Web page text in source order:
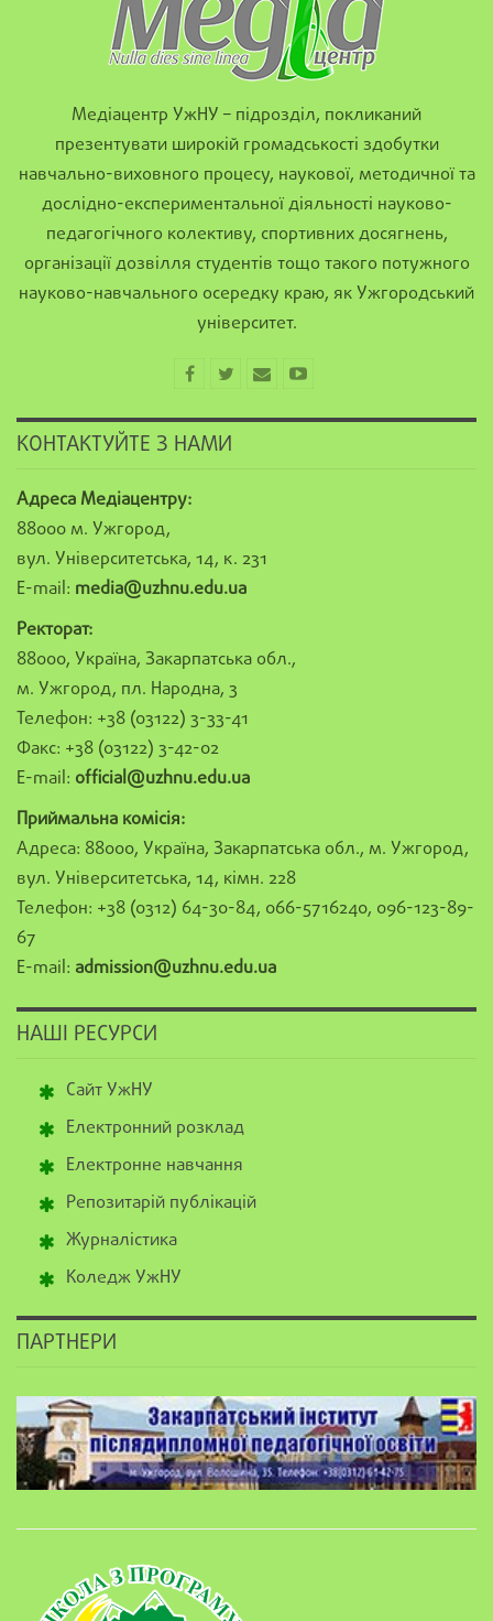
Медіацентр УжНУ – підрозділ, покликаний
презентувати широкій громадськості здобутки
навчально-виховного процесу, наукової, методичної та
дослідно-експериментальної діяльності науково-
педагогічного колективу, спортивних досягнень,
організації дозвілля студентів тощо такого потужного
науково-навчального осередку краю, як Ужгородський
університет.
КОНТАКТУЙТЕ З НАМИ
Адреса Медіацентру:
88000 м. Ужгород,
вул. Університетська, 14, к. 231
E-mail: media@uzhnu.edu.ua
Ректорат:
88000, Україна, Закарпатська обл.,
м. Ужгород, пл. Народна, 3
Телефон: +38 (03122) 3-33-41
Факс: +38 (03122) 3-42-02
E-mail: official@uzhnu.edu.ua
Приймальна комісія:
Адреса: 88000, Україна, Закарпатська обл., м. Ужгород,
вул. Університетська, 14, кімн. 228
Телефон: +38 (0312) 64-30-84, 066-5716240, 096-123-89-
67
E-mail: admission@uzhnu.edu.ua
НАШІ РЕСУРСИ
Сайт УжНУ
Електронний розклад
Електронне навчання
Репозитарій публікацій
Журналістика
Коледж УжНУ
ПАРТНЕРИ